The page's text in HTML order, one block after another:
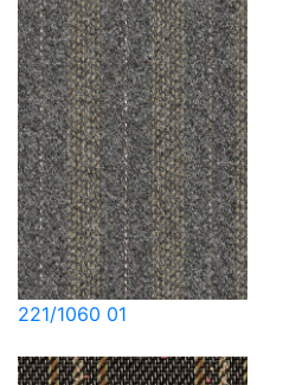
221/1060 01